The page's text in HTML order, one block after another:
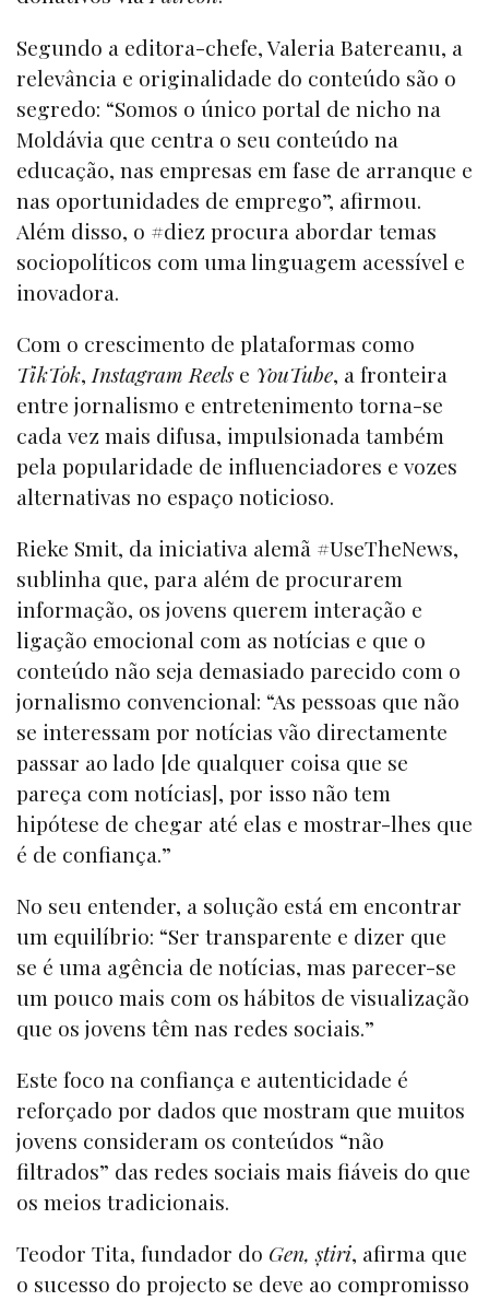
Segundo a editora-chefe, Valeria Batereanu, a
relevância e originalidade do conteúdo são o
segredo: “Somos o único portal de nicho na
Moldávia que centra o seu conteúdo na
educação, nas empresas em fase de arranque e
nas oportunidades de emprego”, afirmou.
Além disso, o #diez procura abordar temas
sociopolíticos com uma linguagem acessível e
inovadora.
Com o crescimento de plataformas como
TikTok, Instagram Reels e YouTube, a fronteira
entre jornalismo e entretenimento torna-se
cada vez mais difusa, impulsionada também
pela popularidade de influenciadores e vozes
alternativas no espaço noticioso.
Rieke Smit, da iniciativa alemã #UseTheNews,
sublinha que, para além de procurarem
informação, os jovens querem interação e
ligação emocional com as notícias e que o
conteúdo não seja demasiado parecido com o
jornalismo convencional: “As pessoas que não
se interessam por notícias vão directamente
passar ao lado [de qualquer coisa que se
pareça com notícias], por isso não tem
hipótese de chegar até elas e mostrar-lhes que
é de confiança.”
No seu entender, a solução está em encontrar
um equilíbrio: “Ser transparente e dizer que
se é uma agência de notícias, mas parecer-se
um pouco mais com os hábitos de visualização
que os jovens têm nas redes sociais.”
Este foco na confiança e autenticidade é
reforçado por dados que mostram que muitos
jovens consideram os conteúdos “não
filtrados” das redes sociais mais fiáveis do que
os meios tradicionais.
Teodor Tita, fundador do Gen, știri, afirma que
o sucesso do projecto se deve ao compromisso